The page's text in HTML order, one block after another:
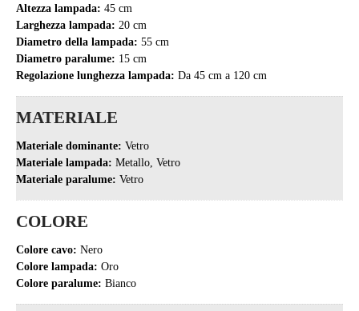
Altezza lampada: 45 cm
Larghezza lampada: 20 cm
Diametro della lampada: 55 cm
Diametro paralume: 15 cm
Regolazione lunghezza lampada: Da 45 cm a 120 cm
MATERIALE
Materiale dominante: Vetro
Materiale lampada: Metallo, Vetro
Materiale paralume: Vetro
COLORE
Colore cavo: Nero
Colore lampada: Oro
Colore paralume: Bianco